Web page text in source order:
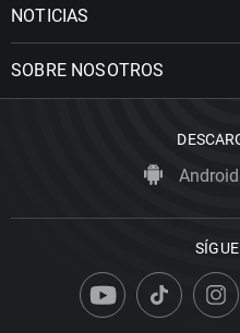
NOTICIAS
SOBRE NOSOTROS
Android